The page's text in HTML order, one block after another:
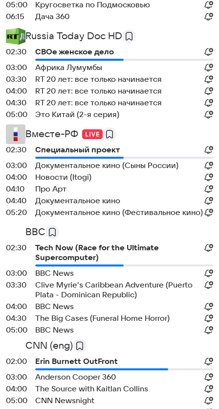
05:00
Кругосветка по Подмосковью
06:15
Дача 360
Russia Today Doc HD
02:30
СВОе женское дело
03:00
Африка Лумумбы
03:30
RT 20 лет: все только начинается
04:00
RT 20 лет: все только начинается
04:30
RT 20 лет: все только начинается
05:00
Это Китай (2-я серия)
Вместе-РФ
02:30
Специальный проект
03:00
Документальное кино (Сыны России)
04:00
Новости (Itogi)
04:10
Про Арт
04:40
Документальное кино
05:20
Документальное кино (Фестивальное кино)
BBC
02:30
Tech Now (Race for the Ultimate
Supercomputer)
03:00
BBC News
03:30
Clive Myrie’s Caribbean Adventure (Puerto
Plata - Dominican Republic)
04:00
BBC News
04:30
The Big Cases (Funeral Home Horror)
05:00
BBC News
CNN (eng)
02:00
Erin Burnett OutFront
03:00
Anderson Cooper 360
04:00
The Source with Kaitlan Collins
05:00
CNN Newsnight